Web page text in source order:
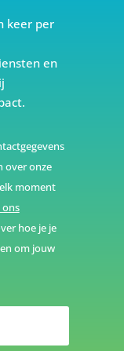
keer per
en
over onze
moment
ons
hoe je je
om jouw